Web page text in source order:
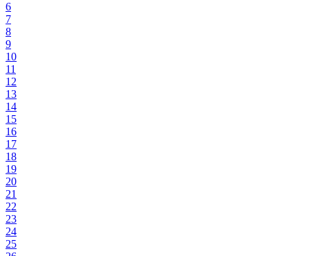
6
7
8
9
10
11
12
13
14
15
16
17
18
19
20
21
22
23
24
25